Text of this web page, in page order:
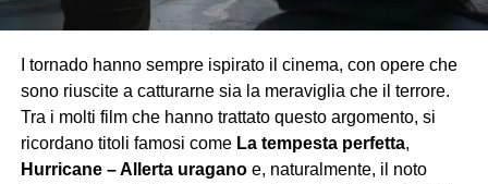
I tornado hanno sempre ispirato il cinema, con opere che
sono riuscite a catturarne sia la meraviglia che il terrore.
Tra i molti film che hanno trattato questo argomento, si
ricordano titoli famosi come La tempesta perfetta,
Hurricane – Allerta uraganoe, naturalmente, il noto